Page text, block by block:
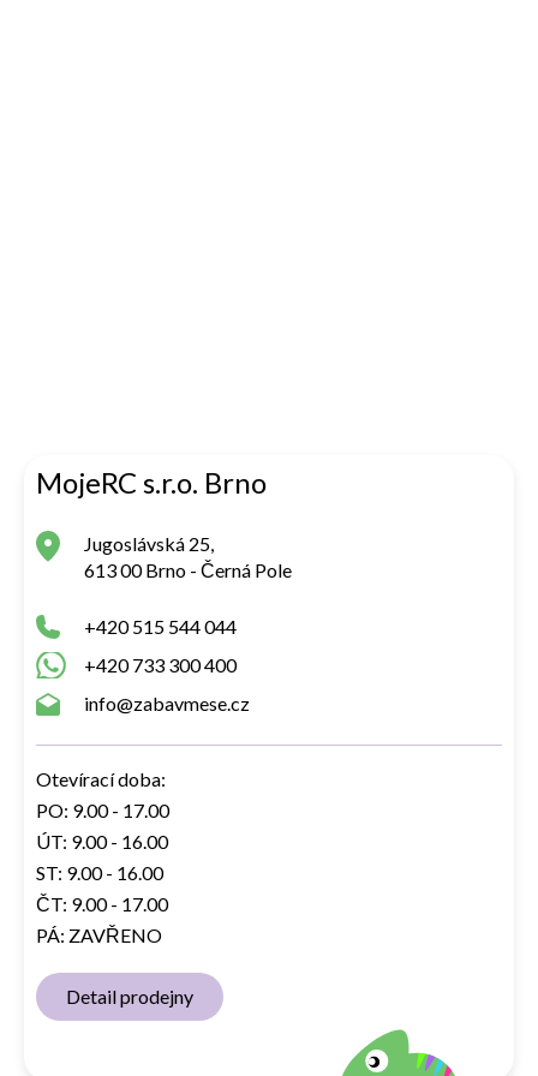
MojeRC s.r.o. Brno
Jugoslávská 25,
613 00 Brno - Černá Pole
+420 515 544 044
+420 733 300 400
info@zabavmese.cz
Otevírací doba:
PO: 9.00 - 17.00
ÚT: 9.00 - 16.00
ST: 9.00 - 16.00
ČT: 9.00 - 17.00
PÁ: ZAVŘENO
Detail prodejny